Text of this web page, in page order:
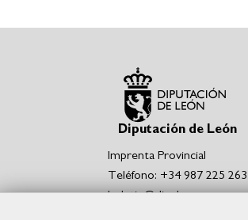
Diputación de León
Imprenta Provincial
Teléfono: +34 987 225 263
boletin@dipuleon.es